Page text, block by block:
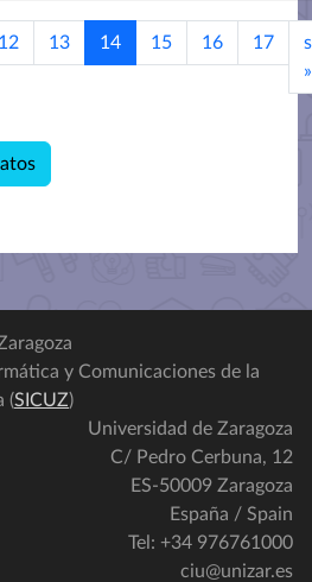
12 13 14 15 16 17
»
y Comunicaciones de la
(SICUZ)
Universidad de Zaragoza
C/ Pedro Cerbuna, 12
ES-50009 Zaragoza
España / Spain
Tel: +34 976761000
ciu@unizar.es